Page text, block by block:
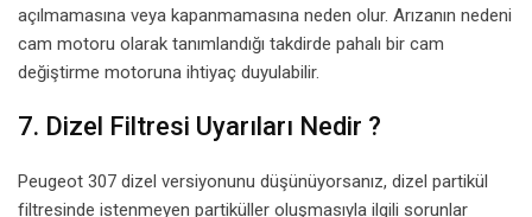
açılmamasına veya kapanmamasına neden olur. Arızanın nedeni
cam motoru olarak tanımlandığı takdirde pahalı bir cam
değiştirme motoruna ihtiyaç duyulabilir.
7. Dizel Filtresi Uyarıları Nedir ?
Peugeot 307 dizel versiyonunu düşünüyorsanız, dizel partikül
filtresinde istenmeyen partiküller oluşmasıyla ilgili sorunlar